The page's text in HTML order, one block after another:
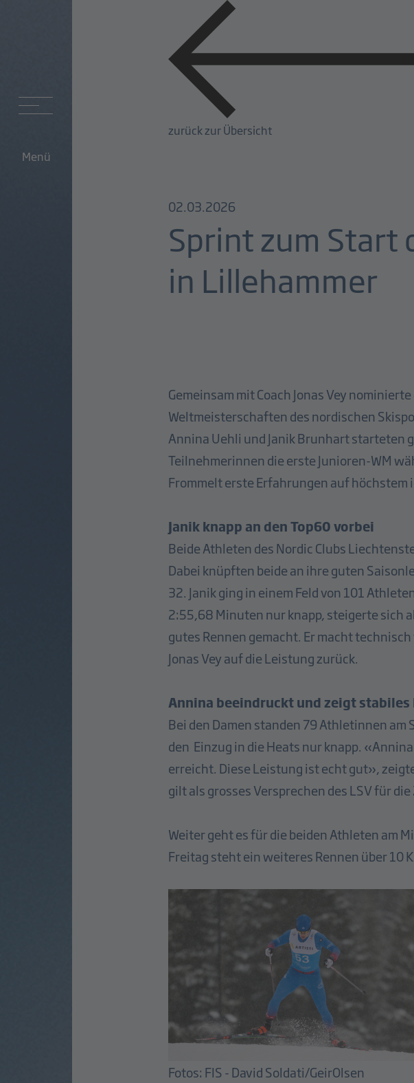
Menü
zurück zur Übersicht
02.03.2026
Sprint zum Start
in Lillehammer
Gemeinsam mit Coach Jonas Vey
Weltmeisterschaften des nordischen
Annina Uehli und Janik Brunhart starteten
Teilnehmerinnen die erste Junioren-WM
Frommelt erste Erfahrungen auf
Janik knapp an den Top60 vorbei
Beide Athleten des Nordic Clubs
Dabei knüpften beide an ihre guten
32. Janik ging in einem Feld von 101
2:55,68 Minuten nur knapp, steigerte sich
gutes Rennen gemacht. Er macht
Jonas Vey auf die Leistung zurück.
Annina beeindruckt und zeigt stabiles
Bei den Damen standen 79 Athletinnen
den Einzug in die Heats nur knapp.
erreicht. Diese Leistung ist echt gut»,
gilt als grosses Versprechen des LSV für
Weiter geht es für die beiden Athleten am
Freitag steht ein weiteres Rennen über 10
Fotos: FIS - David Soldati/GeirOlsen